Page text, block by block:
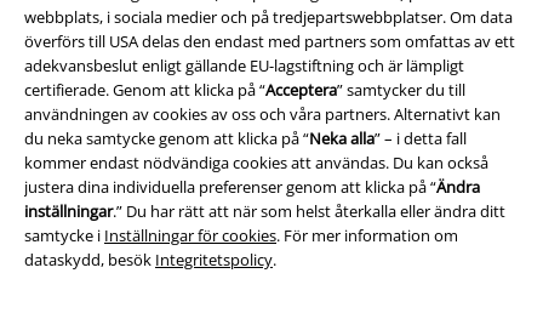
webbplats, i sociala medier och på tredjepartswebbplatser. Om data
överförs till USA delas den endast med partners som omfattas av ett
adekvansbeslut enligt gällande EU-lagstiftning och är lämpligt
certifierade. Genom att klicka på “Acceptera” samtycker du till
användningen av cookies av oss och våra partners. Alternativt kan
du neka samtycke genom att klicka på “Neka alla” – i detta fall
kommer endast nödvändiga cookies att användas. Du kan också
justera dina individuella preferenser genom att klicka på “Ändra
inställningar.” Du har rätt att när som helst återkalla eller ändra ditt
samtycke i Inställningar för cookies. För mer information om
dataskydd, besök Integritetspolicy.
Om oss
Ladda ner villkoren
Avfallshantering och miljöskydd
Försäkran om överensstämmelse
Information om tillgänglighet